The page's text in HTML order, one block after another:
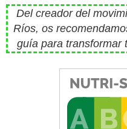
Del creador del
Ríos, os
guía para transformar